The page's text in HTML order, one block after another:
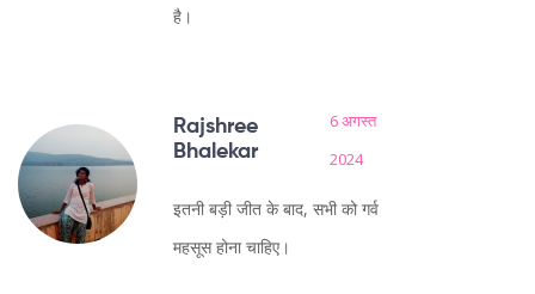
है।
Rajshree
Bhalekar
6 अगस्त
2024
इतनी बड़ी जीत के बाद, सभी को गर्व
महसूस होना चाहिए।